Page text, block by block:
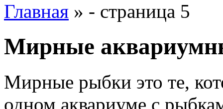
Главная » - страница 5
Мирные
Мирные рыбки это те,
одном аквариуме с